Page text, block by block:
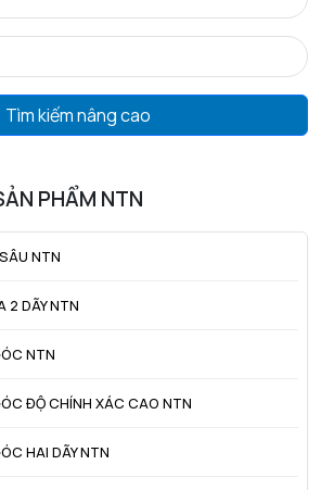
Tìm kiếm nâng cao
PHẨM NTN
NTN
2 DÃY NTN
NTN
ĐỘ CHÍNH XÁC CAO NTN
HAI DÃY NTN
tối thiểu
tối đa
tối đa OR
lượn tối đa trục & vỏ 0,6 mm